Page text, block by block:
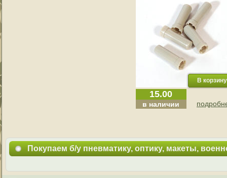
15.00
в наличии
Покупаем б/у пневматику, оптику, макеты,